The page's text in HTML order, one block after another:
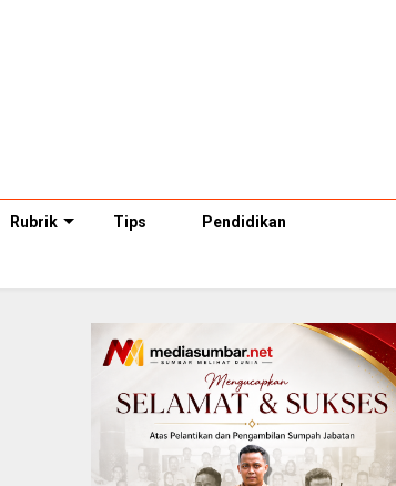
Rubrik Tips Pendidikan